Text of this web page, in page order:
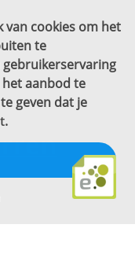
van cookies om het
te
gebruikerservaring
aanbod te
geven dat je
.